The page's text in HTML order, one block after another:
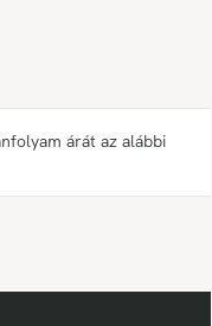
árát az alábbi